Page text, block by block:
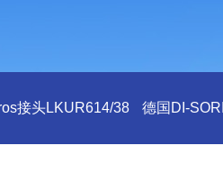
接头LKUR614/38 德国DI-